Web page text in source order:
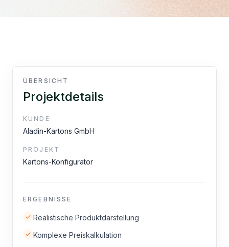
ÜBERSICHT
Projektdetails
KUNDE
Aladin-Kartons GmbH
PROJEKT
Kartons-Konfigurator
ERGEBNISSE
Realistische Produktdarstellung
Komplexe Preiskalkulation